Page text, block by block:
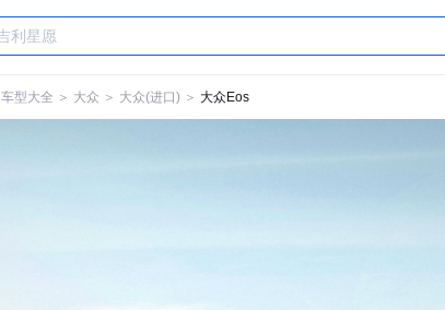
车型大全 ＞ 大众 ＞ 大众(进口) ＞ 大众Eos